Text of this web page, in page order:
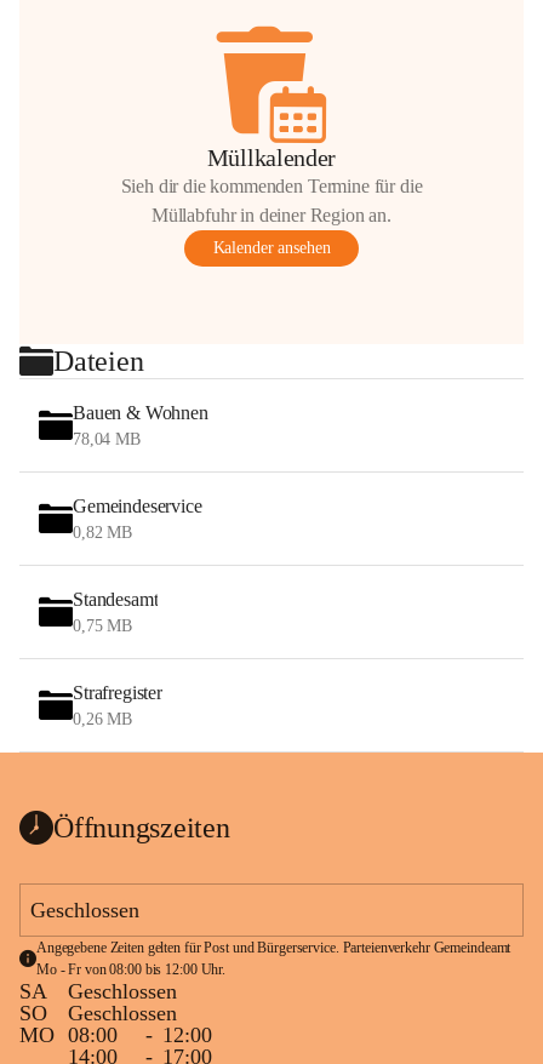
Müllkalender
Sieh dir die kommenden Termine für die
Müllabfuhr in deiner Region an.
Kalender ansehen
Dateien
Bauen & Wohnen
78,04 MB
Gemeindeservice
0,82 MB
Standesamt
0,75 MB
Strafregister
0,26 MB
Öffnungszeiten
Geschlossen
Angegebene Zeiten gelten für Post und Bürgerservice. Parteienverkehr Gemeindeamt
Mo - Fr von 08:00 bis 12:00 Uhr.
SA
Geschlossen
SO
Geschlossen
MO 08:00 - 12:00
14:00
- 17:00